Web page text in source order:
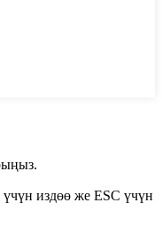
издөө же ESC үчүн